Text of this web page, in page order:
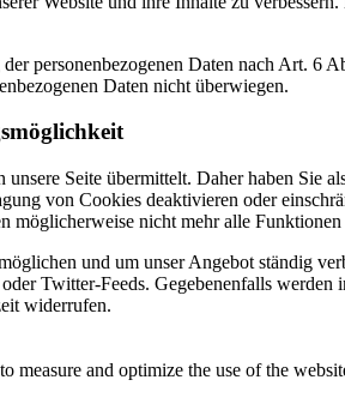
personenbezogenen Daten nach Art.
Daten nicht überwiegen.
Seite übermittelt. Daher haben
von Cookies deaktivieren oder
möglicherweise nicht mehr alle
und um unser Angebot ständig
Twitter-Feeds. Gegebenenfalls
widerrufen.
measure and optimize the use of the